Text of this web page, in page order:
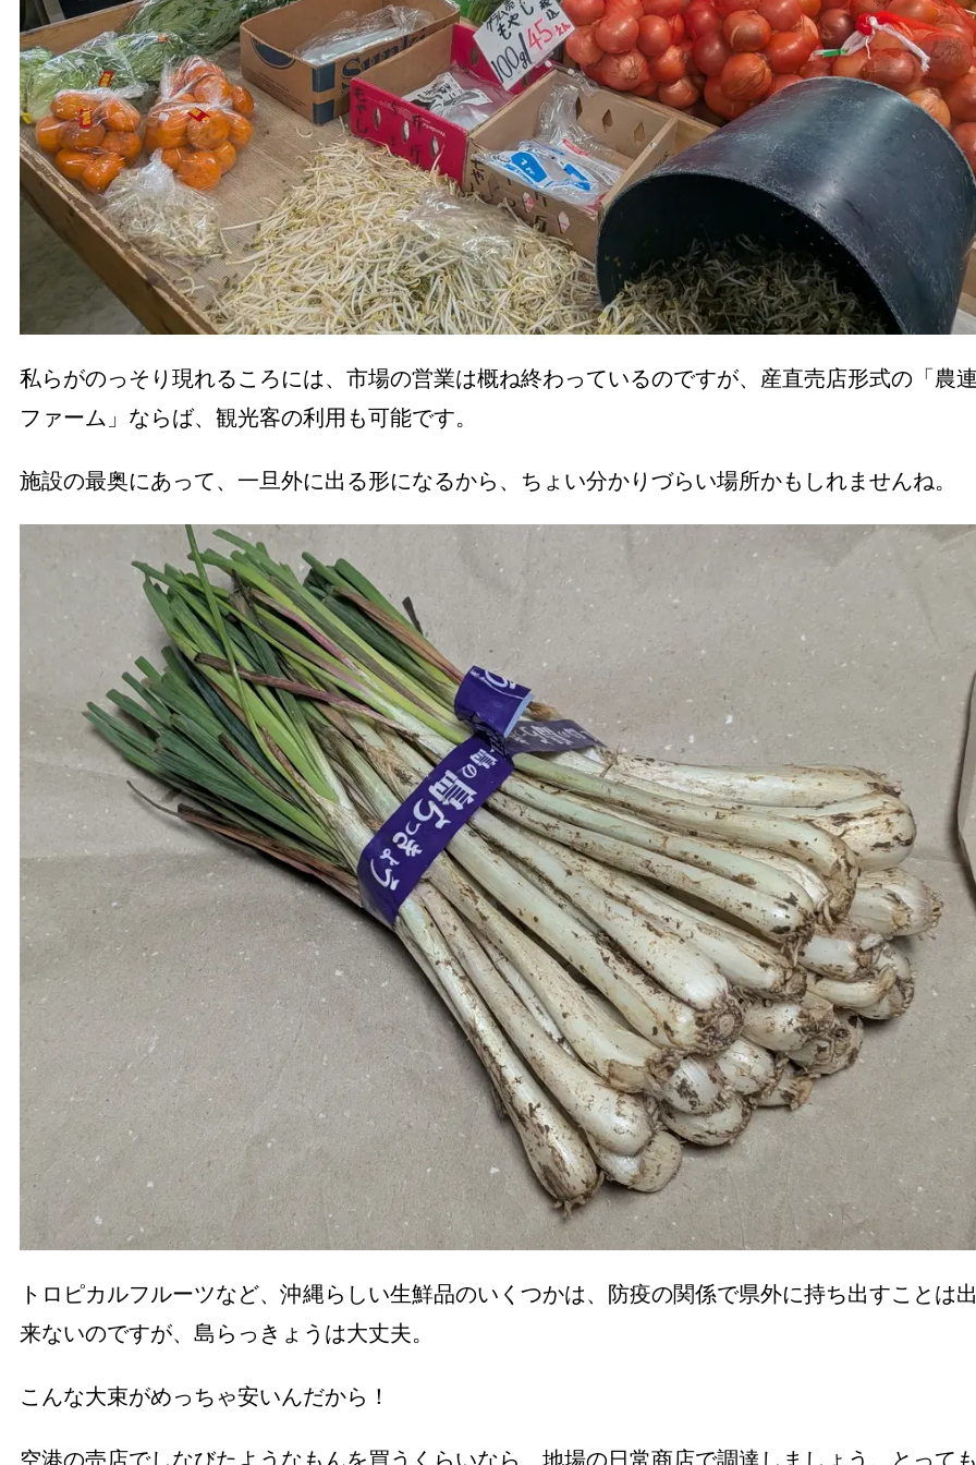
私らがのっそり現れるころには、市場の営業は概ね終わっているのですが、産直売店形式の「農
ファーム」ならば、観光客の利用も可能です。
施設の最奥にあって、一旦外に出る形になるから、ちょい分かりづらい場所かもしれませんね。
トロピカルフルーツなど、沖縄らしい生鮮品のいくつかは、防疫の関係で県外に持ち出すことは
来ないのですが、島らっきょうは大丈夫。
こんな大束がめっちゃ安いんだから！
空港の売店でしなびたようなもんを買うくらいなら、地場の日常商店で調達しましょう。とって